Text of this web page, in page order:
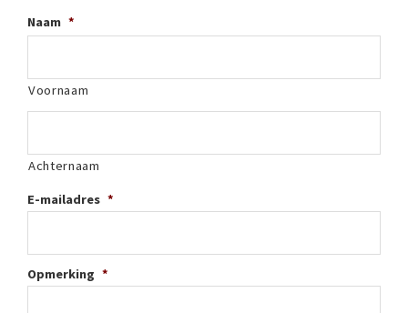
Naam *
Voornaam
Achternaam
E-mailadres *
Opmerking *